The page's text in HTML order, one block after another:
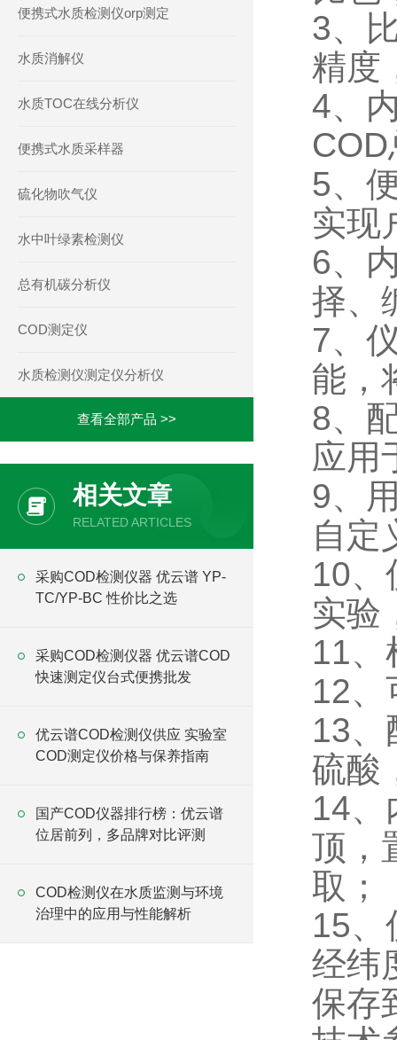
3、
精度
4、
5、
实现
6、
择、
7、
能，
8、
应用
9、
自定
10、
实验
11、
12、
13、
硫酸
14、
顶，
取；
15、
经纬
保存
便携式水质检测仪orp测定
水质消解仪
水质TOC在线分析仪
便携式水质采样器
硫化物吹气仪
水中叶绿素检测仪
总有机碳分析仪
COD测定仪
水质检测仪测定仪分析仪
查看全部产品 >>
相关文章
RELATED ARTICLES
采购COD检测仪器 优云谱 YP-
TC/YP-BC 性价比之选
采购COD检测仪器 优云谱COD
快速测定仪台式便携批发
优云谱COD检测仪供应 实验室
COD测定仪价格与保养指南
国产COD仪器排行榜：优云谱
位居前列，多品牌对比评测
COD检测仪在水质监测与环境
治理中的应用与性能解析